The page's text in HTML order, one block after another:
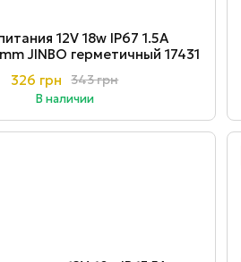
12V 18w ІР67 1.5A
JINBO герметичный 17431
343 грн
326 грн
В наличии